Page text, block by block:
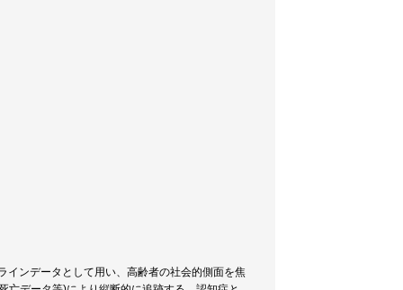
インデータとして用い、高齢者の社会的側面を焦